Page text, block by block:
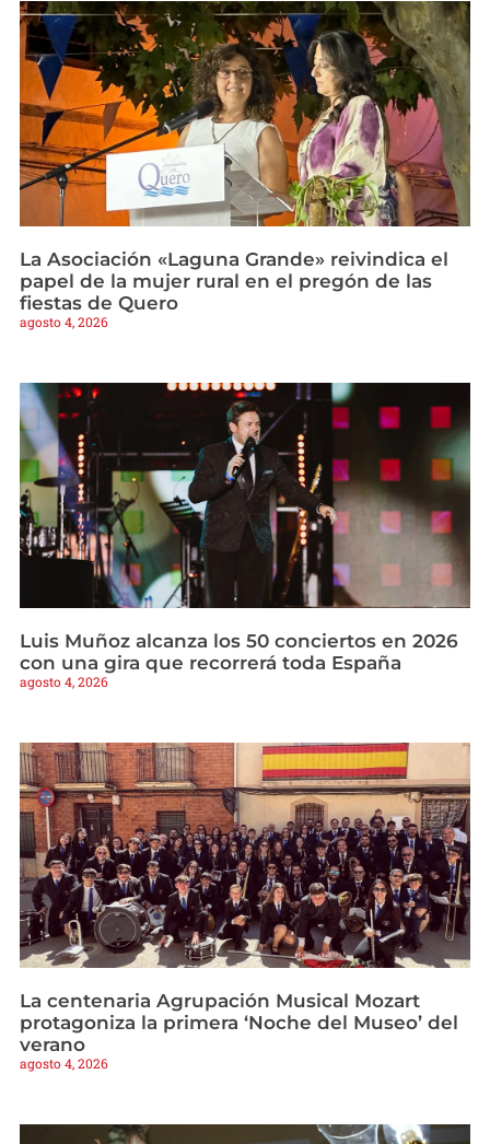
La Asociación «Laguna Grande» reivindica el
papel de la mujer rural en el pregón de las
fiestas de Quero
agosto 4, 2026
Luis Muñoz alcanza los 50 conciertos en 2026
con una gira que recorrerá toda España
agosto 4, 2026
La centenaria Agrupación Musical Mozart
protagoniza la primera ‘Noche del Museo’ del
verano
agosto 4, 2026